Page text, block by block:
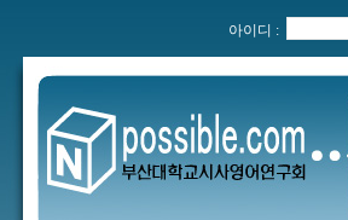
아이디 :